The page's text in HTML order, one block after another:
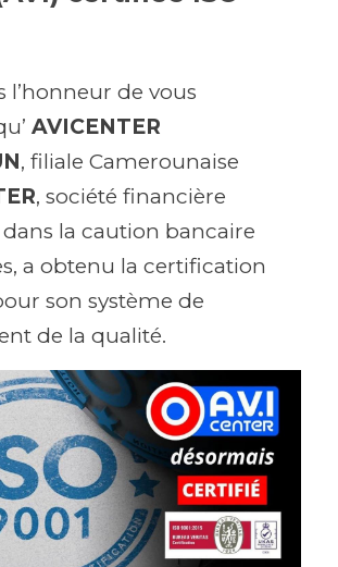
abonné
l’honneur de vous
AVICENTER
, filiale Camerounaise
, société financière
dans la caution bancaire
son système de
de la qualité.